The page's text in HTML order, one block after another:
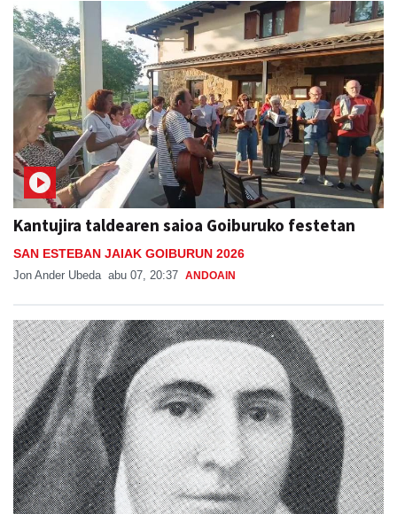
Kantujira taldearen saioa Goiburuko festetan
SAN ESTEBAN JAIAK GOIBURUN 2026
Jon Ander Ubeda abu 07, 20:37 ANDOAIN